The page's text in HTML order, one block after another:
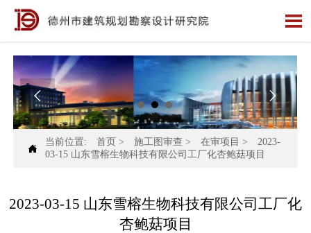

 

当前位置: 首页 > 施工图审查 > 在审项目 >
2023-
03-15 山东雪榕生物科技有限公司工厂化杏鲍菇项目
2023-03-15 山东雪榕生物科技有限公司工厂化
杏鲍菇项目